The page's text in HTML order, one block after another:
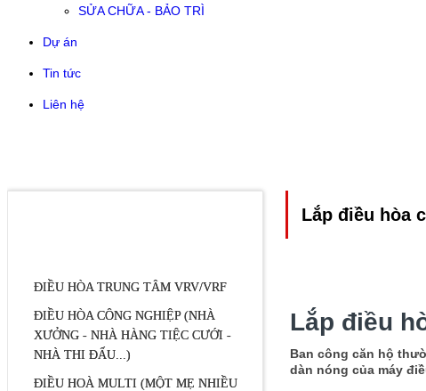
SỬA CHỮA - BẢO TRÌ
Dự án
Tin tức
Liên hệ
ĐIỀU HÒA TRUNG TÂM VRV/VRF
ĐIỀU HÒA CÔNG NGHIỆP (NHÀ
XƯỞNG - NHÀ HÀNG TIỆC CƯỚI -
NHÀ THI ĐẤU...)
ĐIỀU HOÀ MULTI (MỘT MẸ NHIỀU
Lắp điều hòa
Lắp điều
Ban công căn hộ
dàn nóng của máy